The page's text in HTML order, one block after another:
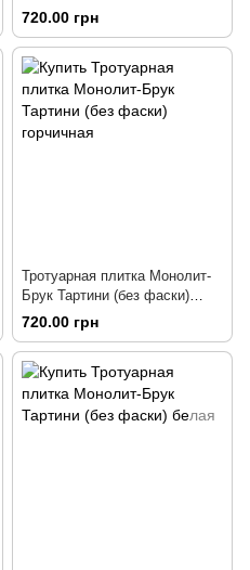
черная
720.00 грн
Тротуарная плитка Монолит-
Брук Тартини (без фаски)
горчичная
720.00 грн